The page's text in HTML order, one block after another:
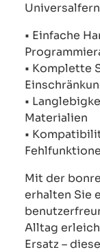
• Einfache
• Komplette
•
Materialien
•
Mit der
erhalten Sie
Alltag
Ersatz –